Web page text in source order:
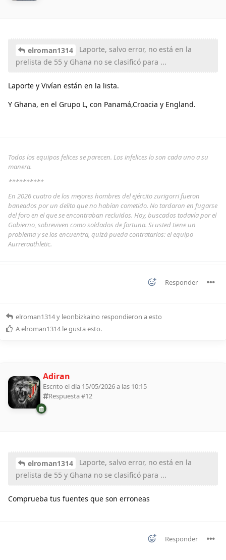
elroman1314
Laporte, salvo error, no está en la
prelista de 55 y Ghana no se clasificó para ...
Laporte y Vivían están en la lista.
Y Ghana, en el Grupo L, con Panamá,Croacia y England.
Todos los equipos felices se parecen. Los infelices lo son cada uno a su
manera.
**********
En 2026 cuatro de los mejores hombres del ejército zurigorri fueron
baneados por un delito que no habían cometido. No tardaron en fugarse
del foro en el que se encontraban recluidos. Hoy, buscados todavía por el
Gobierno, sobreviven como soldados de fortuna. Si usted tiene un
problema y se los encuentra, quizá pueda contratarlos: el equipo
Aurreraathletic.
Responder
elroman1314y leonbizkaino respondieron a esto
Aelroman1314 le gusta esto.
Adiran
Escrito el día 15/05/2026 a las 10:15
Respuesta #12
elroman1314
Laporte, salvo error, no está en la
prelista de 55 y Ghana no se clasificó para ...
Comprueba tus fuentes que son erroneas
Responder